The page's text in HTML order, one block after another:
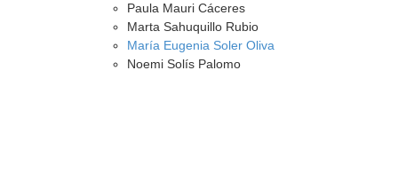
Paula Mauri Cáceres
Marta Sahuquillo Rubio
María Eugenia Soler Oliva
Noemi Solís Palomo